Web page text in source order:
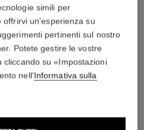
simili per
offrirvi un'esperienza su
pertinenti sul nostro
Potete gestire le vostre
su «Impostazioni
nell'Informativa sulla